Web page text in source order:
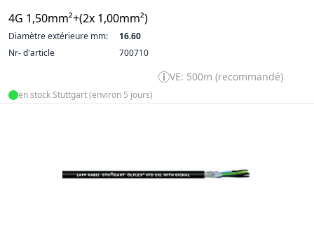
4G 1,50mm²+(2x 1,00mm²)
Diamètre extérieure mm:
16.60
Nr- d'article
700710
VE: 500m (recommandé)
en stock Stuttgart (environ 5 jours)